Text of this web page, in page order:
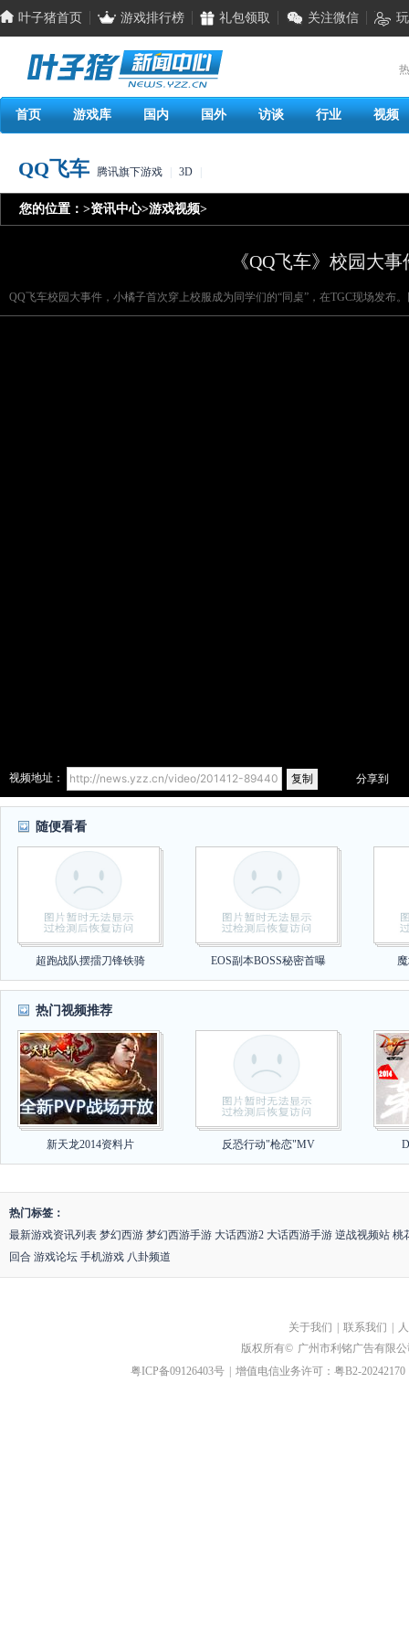
叶子猪首页 游戏排行榜 礼包领取 关注微信
首页 游戏库 国内 国外 访谈 行业 视频
QQ飞车 腾讯旗下游戏 3D
您的位置： >资讯中心>游戏视频>
《QQ飞车》校园大
QQ飞车校园大事件，小橘子首次穿上校服成为同学们的“同桌”，在TGC现场发
视频地址： 复制 分享到
随便看看
超跑战队摆擂刀锋铁骑 EOS副本BOSS秘密首曝
热门视频推荐
新天龙2014资料片 反恐行动"枪恋"MV
热门标签：
最新游戏资讯列表 梦幻西游 梦幻西游手游 大话西游2 大话西游手游 逆战视频站 桃
回合 游戏论坛 手机游戏 八卦频道
关于我们 联系我们
版权所有© 广州市利铭广告有限
粤ICP备09126403号 | 增值电信业务许可：粤B2-20242170